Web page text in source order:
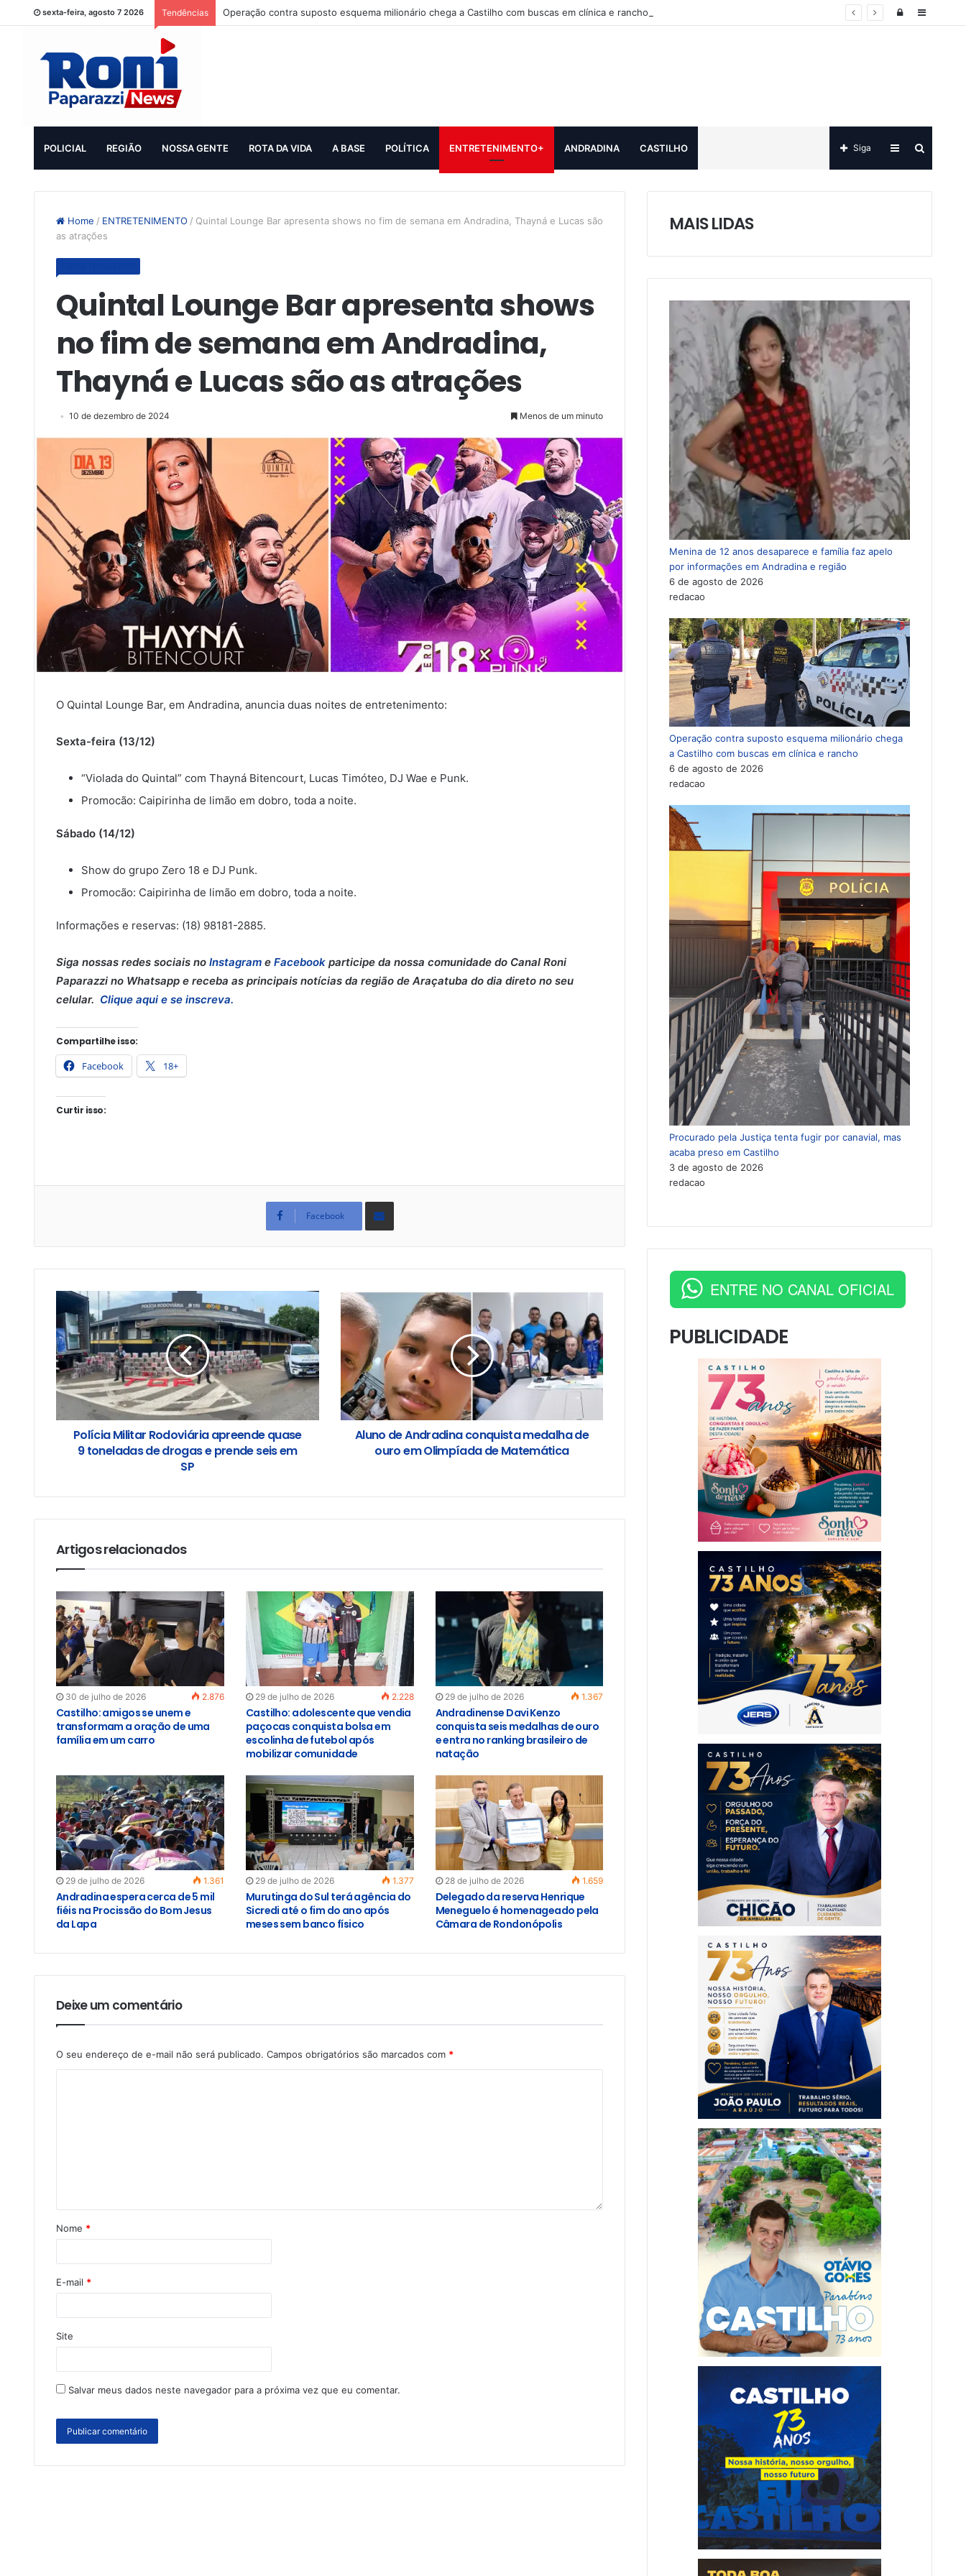
sexta-feira, agosto 7 2026 Tendências Operação contra suposto esquema milionário chega a Castilho com buscas em clínica e rancho Sidebar
Log
POLICIAL REGIÃO NOSSA GENTE ROTA DA VIDA A BASE POLÍTICA ENTRETENIMENTO+ ANDRADINA CASTILHO
por
Sidebar
Siga
Home / ENTRETENIMENTO / Quintal Lounge Bar apresenta shows no fim de semana em Andradina, Thayná e Lucas são
as atrações
Quintal Lounge Bar apresenta shows
no fim de semana em Andradina,
Thayná e Lucas são as atrações
10 de dezembro de 2024 Menos de um minuto
O Quintal Lounge Bar, em Andradina, anuncia duas noites de entretenimento:
Sexta-feira (13/12)
“Violada do Quintal” com Thayná Bitencourt, Lucas Timóteo, DJ Wae e Punk.
Promocão: Caipirinha de limão em dobro, toda a noite.
Sábado (14/12)
Show do grupo Zero 18 e DJ Punk.
Promocão: Caipirinha de limão em dobro, toda a noite.
Informações e reservas: (18) 98181-2885.
Siga nossas redes sociais no Instagram e Facebook participe da nossa comunidade do Canal Roni
Paparazzi no Whatsapp e receba as principais notícias da região de Araçatuba do dia direto no seu
celular. Clique aqui e se inscreva.
Compartilhe isso:
Facebook 18+
Curtir isso:
Facebook
Compartilhar
Polícia Militar Rodoviária apreende quase
9 toneladas de drogas e prende seis em
SP
Aluno de Andradina conquista medalha de
ouro em Olimpíada de Matemática
Artigos relacionados
30 de julho de 2026 2.876
Castilho: amigos se unem e
transformam a oração de uma
família em um carro
29 de julho de 2026 2.228
Castilho: adolescente que vendia
paçocas conquista bolsa em
escolinha de futebol após
mobilizar comunidade
29 de julho de 2026 1.367
Andradinense Davi Kenzo
conquista seis medalhas de ouro
e entra no ranking brasileiro de
natação
29 de julho de 2026 1.361
Andradina espera cerca de 5 mil
fiéis na Procissão do Bom Jesus
da Lapa
29 de julho de 2026 1.377
Murutinga do Sul terá agência do
Sicredi até o fim do ano após
meses sem banco físico
28 de julho de 2026 1.659
Delegado da reserva Henrique
Meneguelo é homenageado pela
Câmara de Rondonópolis
Deixe um comentário
O seu endereço de e-mail não será publicado. Campos obrigatórios são marcados com *
Nome *
E-mail *
Site
Salvar meus dados neste navegador para a próxima vez que eu comentar.
MAIS LIDAS
Menina de 12 anos desaparece e família faz apelo
por informações em Andradina e região
6 de agosto de 2026
redacao
Operação contra suposto esquema milionário chega
a Castilho com buscas em clínica e rancho
6 de agosto de 2026
redacao
Procurado pela Justiça tenta fugir por canavial, mas
acaba preso em Castilho
3 de agosto de 2026
redacao
ENTRE NO CANAL OFICIAL
PUBLICIDADE